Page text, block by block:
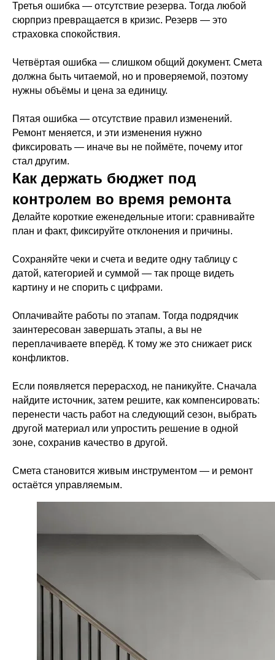
Третья ошибка — отсутствие резерва. Тогда любой
сюрприз превращается в кризис. Резерв — это
страховка спокойствия.
Четвёртая ошибка — слишком общий документ. Смета
должна быть читаемой, но и проверяемой, поэтому
нужны объёмы и цена за единицу.
Пятая ошибка — отсутствие правил изменений.
Ремонт меняется, и эти изменения нужно
фиксировать — иначе вы не поймёте, почему итог
стал другим.
Как держать бюджет под
контролем во время ремонта
Делайте короткие еженедельные итоги: сравнивайте
план и факт, фиксируйте отклонения и причины.
Сохраняйте чеки и счета и ведите одну таблицу с
датой, категорией и суммой — так проще видеть
картину и не спорить с цифрами.
Оплачивайте работы по этапам. Тогда подрядчик
заинтересован завершать этапы, а вы не
переплачиваете вперёд. К тому же это снижает риск
конфликтов.
Если появляется перерасход, не паникуйте. Сначала
найдите источник, затем решите, как компенсировать:
перенести часть работ на следующий сезон, выбрать
другой материал или упростить решение в одной
зоне, сохранив качество в другой.
Смета становится живым инструментом — и ремонт
остаётся управляемым.